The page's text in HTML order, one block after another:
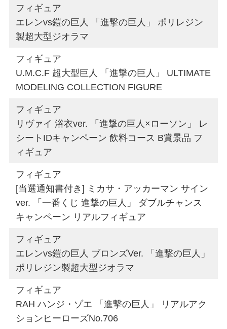
フィギュア
エレンvs鎧の巨人 「進撃の巨人」 ポリレジン
製超大型ジオラマ
フィギュア
U.M.C.F 超大型巨人 「進撃の巨人」 ULTIMATE
MODELING COLLECTION FIGURE
フィギュア
リヴァイ 浴衣ver. 「進撃の巨人×ローソン」 レ
シートIDキャンペーン 飲料コース B賞景品 フ
ィギュア
フィギュア
[当選通知書付き] ミカサ・アッカーマン サイン
ver. 「一番くじ 進撃の巨人」 ダブルチャンス
キャンペーン リアルフィギュア
フィギュア
エレンvs鎧の巨人 ブロンズVer. 「進撃の巨人」
ポリレジン製超大型ジオラマ
フィギュア
RAH ハンジ・ゾエ 「進撃の巨人」 リアルアク
ションヒーローズNo.706